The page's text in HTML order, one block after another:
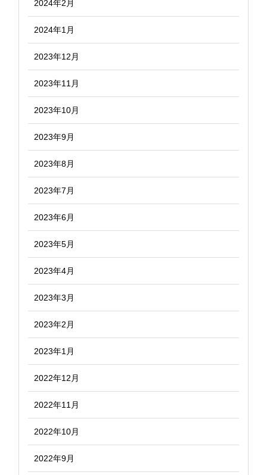
2024年2月
2024年1月
2023年12月
2023年11月
2023年10月
2023年9月
2023年8月
2023年7月
2023年6月
2023年5月
2023年4月
2023年3月
2023年2月
2023年1月
2022年12月
2022年11月
2022年10月
2022年9月